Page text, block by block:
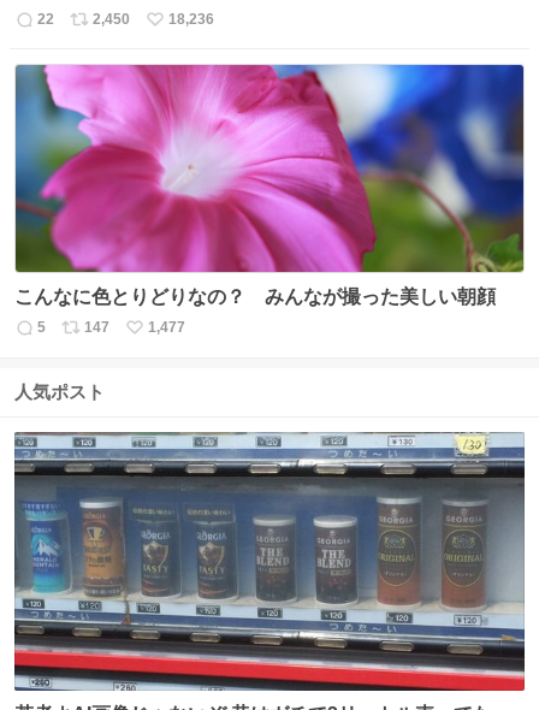
返
22
リ
ト
数
2,450
い
ね
数
18,236
こんなに色とりどりなの？ みんなが撮った美しい朝顔
返
数
5
リ
ス
数
147
い
1,477
人気ポスト